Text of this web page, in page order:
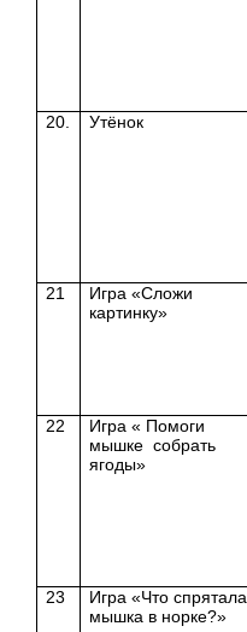
20.
Утёнок
21
Игра «Сложи
картинку»
22
Игра « Помоги
мышке собрать
ягоды»
23
Игра «Что спрятала
мышка в норке?»